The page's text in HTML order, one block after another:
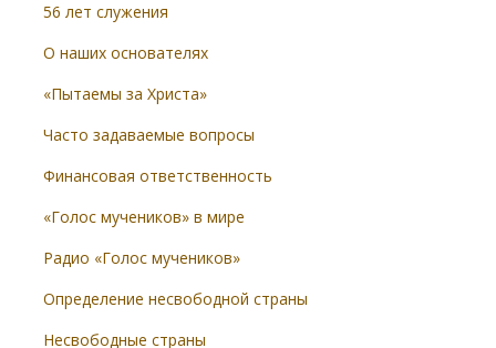
56 лет служения
О наших основателях
«Пытаемы за Христа»
Часто задаваемые вопросы
Финансовая ответственность
«Голос мучеников» в мире
Радио «Голос мучеников»
Определение несвободной страны
Несвободные страны